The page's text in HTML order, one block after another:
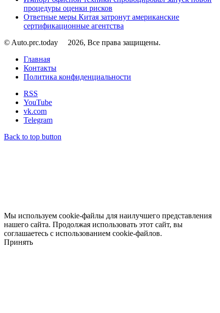
процедуры оценки рисков
Ответные меры Китая затронут американские
сертификационные агентства
© Auto.prc.today
2026, Все права защищены.
Главная
Контакты
Политика конфиденциальности
RSS
YouTube
vk.com
Telegram
Back to top button
Мы используем cookie-файлы для наилучшего представления
нашего сайта. Продолжая использовать этот сайт, вы
соглашаетесь с использованием cookie-файлов.
Принять